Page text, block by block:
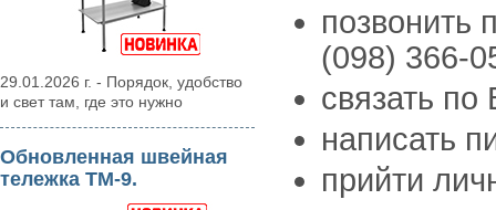
29.01.2026 г. - Порядок, удобство
и свет там, где это нужно
Обновленная швейная
тележка ТМ-9.
позвонить
(098) 366-
связать
написать
прийти